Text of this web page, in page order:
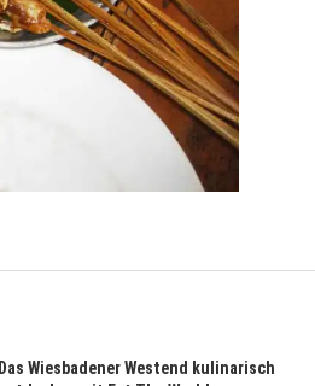
Das Wiesbadener Westend kulinarisch